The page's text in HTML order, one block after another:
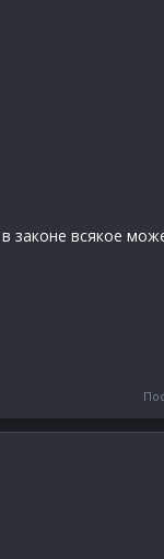
законе всякое